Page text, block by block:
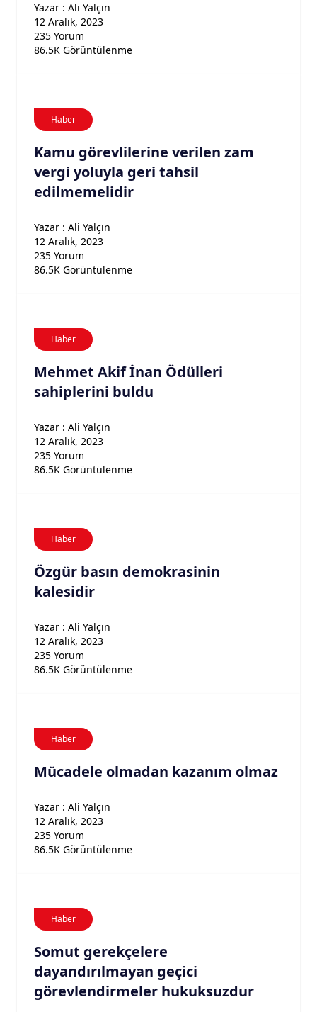
Yazar : Ali Yalçın
12 Aralık, 2023
235 Yorum
86.5K Görüntülenme
Haber
Kamu görevlilerine verilen zam
vergi yoluyla geri tahsil
edilmemelidir
Yazar : Ali Yalçın
12 Aralık, 2023
235 Yorum
86.5K Görüntülenme
Haber
Mehmet Akif İnan Ödülleri
sahiplerini buldu
Yazar : Ali Yalçın
12 Aralık, 2023
235 Yorum
86.5K Görüntülenme
Haber
Özgür basın demokrasinin
kalesidir
Yazar : Ali Yalçın
12 Aralık, 2023
235 Yorum
86.5K Görüntülenme
Haber
Mücadele olmadan kazanım olmaz
Yazar : Ali Yalçın
12 Aralık, 2023
235 Yorum
86.5K Görüntülenme
Haber
Somut gerekçelere
dayandırılmayan geçici
görevlendirmeler hukuksuzdur